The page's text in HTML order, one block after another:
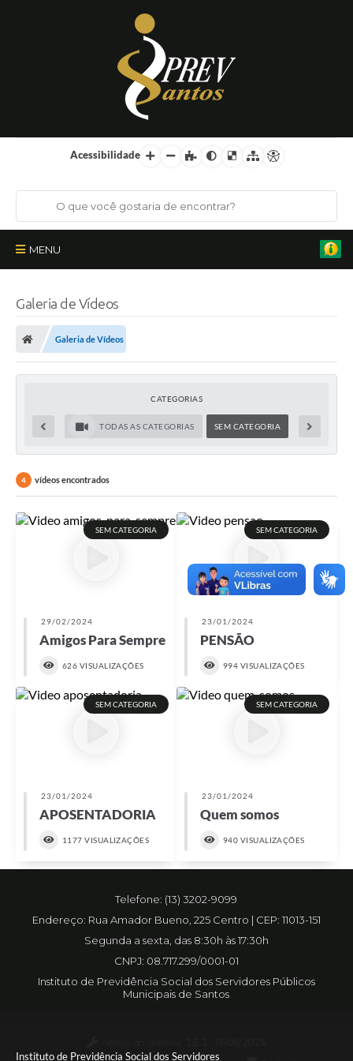
Instituto de Previdência Social dos Servidores
Acessibilidade
MENU
Certificações
Relatórios
Galeria de Vídeos
Galeria de Vídeos
CATEGORIAS
TODAS AS CATEGORIAS SEM CATEGORIA
4 vídeos encontrados
SEM CATEGORIA
29/02/2024
Amigos Para Sempre
626 VISUALIZAÇÕES
SEM CATEGORIA
23/01/2024
PENSÃO
994 VISUALIZAÇÕES
SEM CATEGORIA
23/01/2024
APOSENTADORIA
1177 VISUALIZAÇÕES
SEM CATEGORIA
23/01/2024
Quem somos
940 VISUALIZAÇÕES
Telefone: (13) 3202-9099
Endereço: Rua Amador Bueno, 225 Centro | CEP: 11013-151
Segunda a sexta, das 8:30h às 17:30h
CNPJ: 08.717.299/0001-01
Instituto de Previdência Social dos Servidores Públicos
Municipais de Santos